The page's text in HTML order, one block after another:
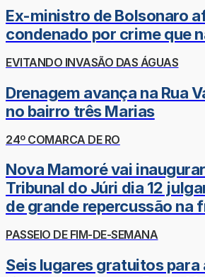
Ex-ministro de Bolsonaro
condenado por crime que
EVITANDO INVASÃO DAS ÁGUAS
Drenagem avança na Rua
no bairro três Marias
24º COMARCA DE RO
Nova Mamoré vai inaugurar
Tribunal do Júri dia 12
de grande repercussão na
PASSEIO DE FIM-DE-SEMANA
Seis lugares gratuitos